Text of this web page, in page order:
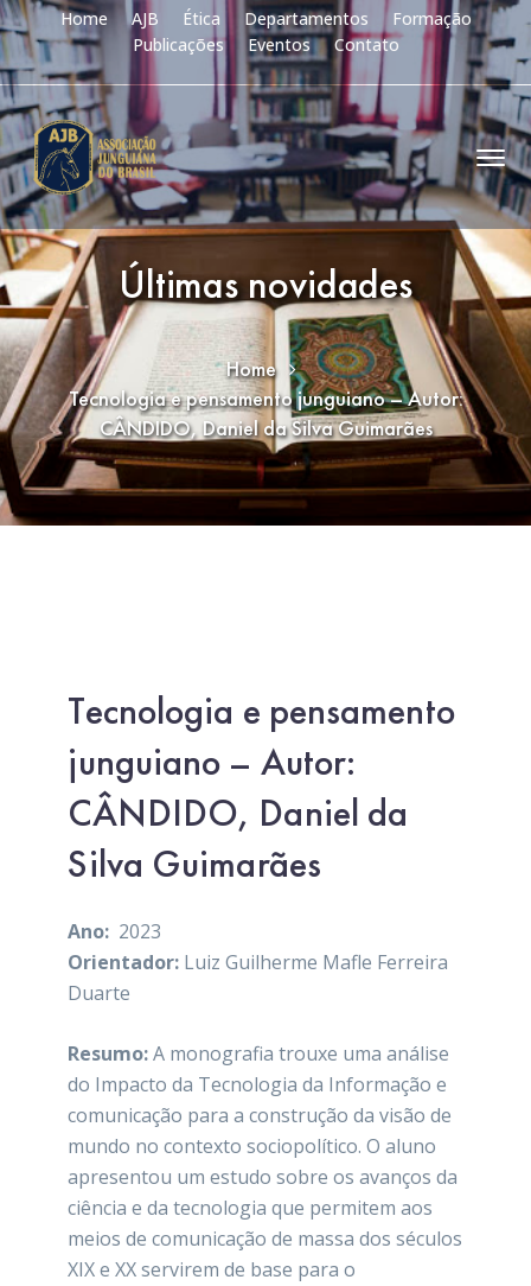
Home AJB Ética Departamentos
Formação
Publicações
Eventos Contato
Últimas novidades
Home
Tecnologia e pensamento junguiano – Autor:
CÂNDIDO, Daniel da Silva Guimarães
Tecnologia e pensamento
junguiano – Autor:
CÂNDIDO, Daniel da
Silva Guimarães
Ano: 2023
Orientador: Luiz Guilherme Mafle Ferreira
Duarte
Resumo:A monografia trouxe uma análise
do Impacto da Tecnologia da Informação e
comunicação para a construção da visão de
mundo no contexto sociopolítico. O aluno
apresentou um estudo sobre os avanços da
ciência e da tecnologia que permitem aos
meios de comunicação de massa dos séculos
XIX e XX servirem de base para o